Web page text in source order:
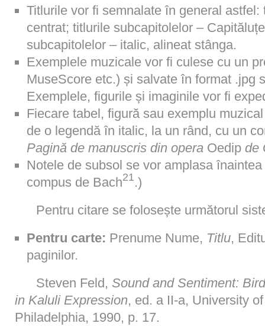
Titlurile vor fi semnalate în general
centrat; titlurile subcapitolelor –
subcapitolelor – italic, alineat stânga.
Exemplele muzicale vor fi culese cu un
MuseScore etc.) și salvate în format .jpg
Exemplele, figurile și imaginile vor fi
Fiecare tabel, figură sau exemplu
de o legendă în italic, la un rând, cu un
Pagină de manuscris din opera Oedip de
Notele de subsol se vor amplasa
compus de Bach21.)
Pentru citare se folosește următorul
Pentru carte: Prenume Nume, Titlu,
paginilor.
Steven Feld, Sound and Sentiment:
in Kaluli Expression, ed. a II-a, University
Philadelphia, 1990, p. 17.